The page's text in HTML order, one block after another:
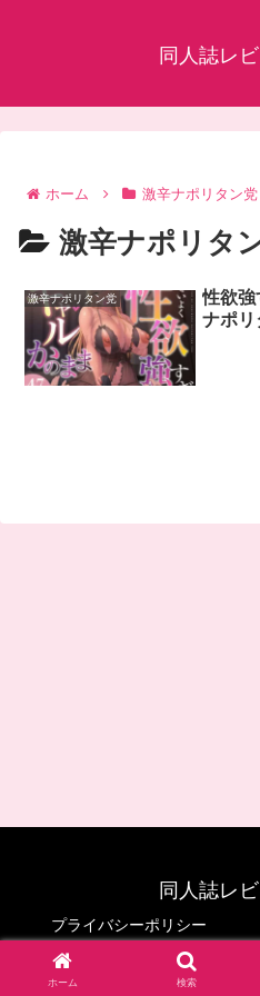
同人誌レ
ホーム 激辛ナポリタン党
激辛ナポリタ
激辛ナポリタン党
性欲
ナポリ
同人誌レ
プライバシーポリシー
© 2024 同人誌
ホーム 検索